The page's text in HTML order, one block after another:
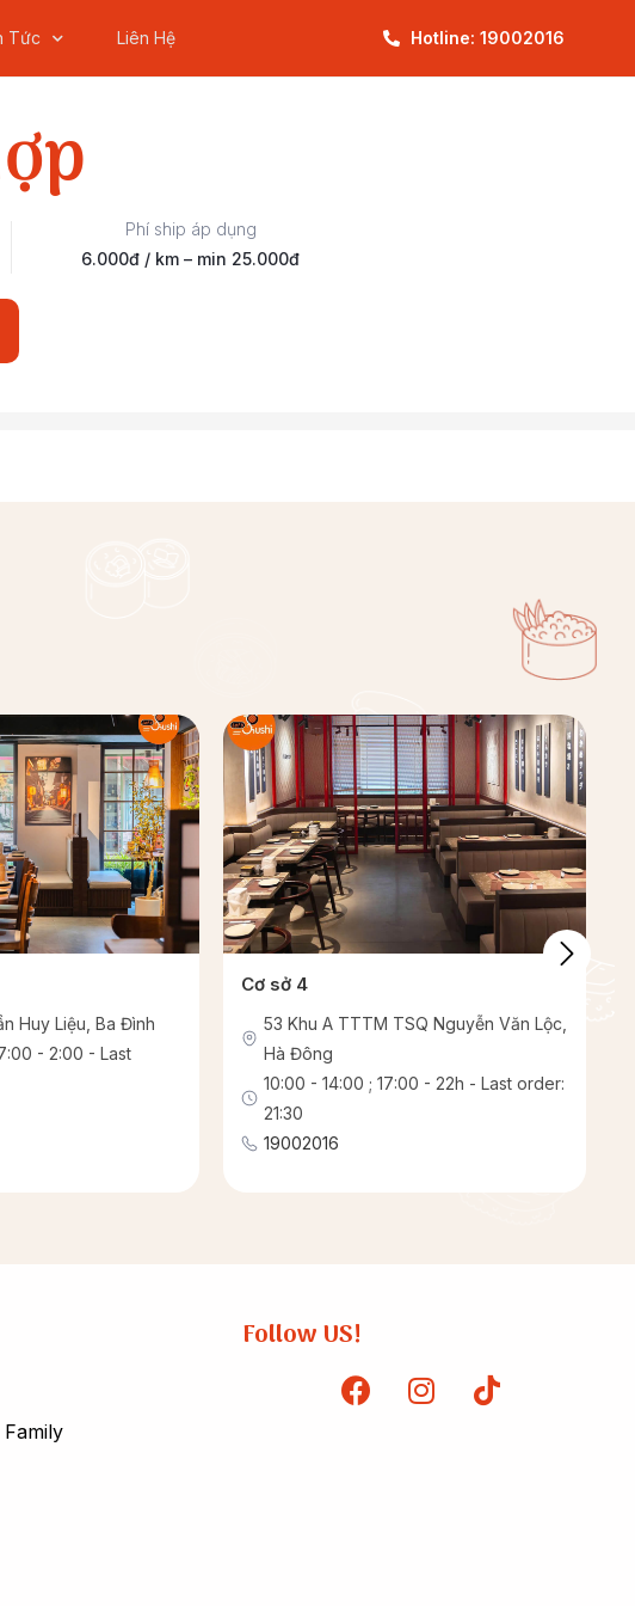
Tức Liên Hệ Hotline: 19002016
Phí ship áp dụng
6.000đ / km – min 25.000đ
Huy Liệu, Ba Đình
- 2:00 - Last
Cơ sở 4
53 Khu A TTTM TSQ Nguyễn Văn Lộc,
Hà Đông
10:00 - 14:00 ; 17:00 - 22h - Last order:
21:30
19002016
Follow US!